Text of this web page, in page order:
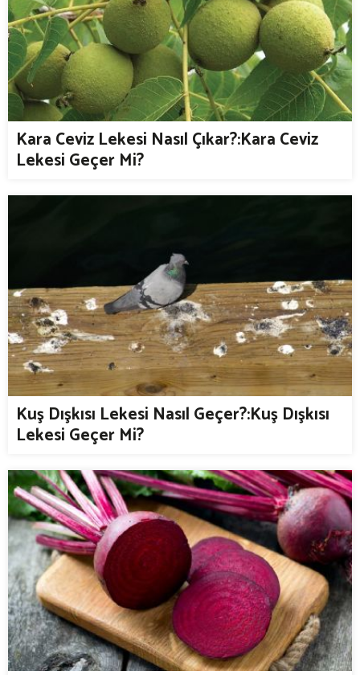
Kara Ceviz Lekesi Nasıl Çıkar?:Kara Ceviz
Lekesi Geçer Mi?
Kuş Dışkısı Lekesi Nasıl Geçer?:Kuş Dışkısı
Lekesi Geçer Mi?